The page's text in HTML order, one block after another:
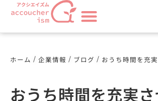
ホーム / 企業情報 / ブログ / おうち時間を充
おうち時間を充実